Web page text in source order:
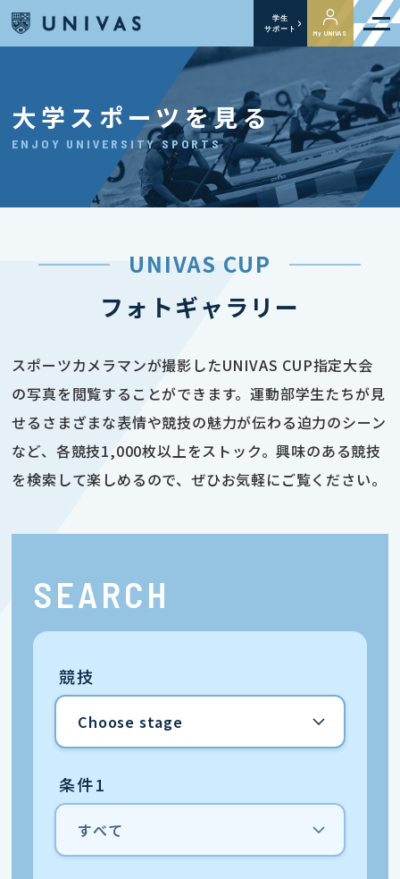
学生
サポート
My UNIVAS
大学スポーツを見る
ENJOY UNIVERSITY SPORTS
UNIVAS CUP
フォトギャラリー
スポーツカメラマンが撮影したUNIVAS CUP指定大会
の写真を閲覧することができます。運動部学生たちが見
せるさまざまな表情や競技の魅力が伝わる迫力のシーン
など、各競技1,000枚以上をストック。興味のある競技
を検索して楽しめるので、ぜひお気軽にご覧ください。
SEARCH
競技
条件1